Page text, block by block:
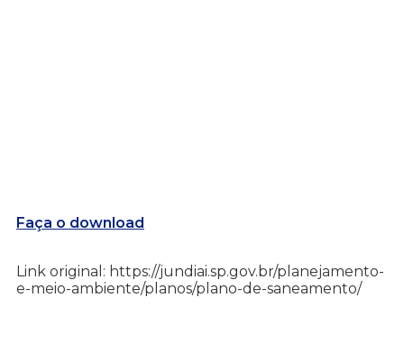
Faça o download
Link original: https://jundiai.sp.gov.br/planejamento-
e-meio-ambiente/planos/plano-de-saneamento/